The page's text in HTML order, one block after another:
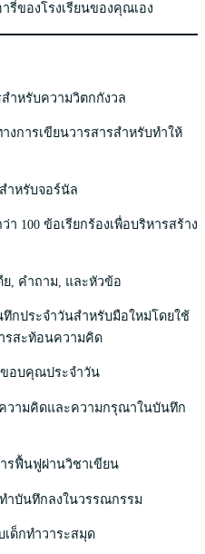
รี่ของโรงเรียนของคุณเอง
ำหรับความวิตกกังวล
งการเขียนวารสารสำหรับทำให้
ำหรับจอร์นัล
100 ข้อเรียกร้องเพื่อบริหารสร้าง
, คำถาม, และหัวข้อ
กประจำวันสำหรับมือใหม่โดยใช้
รสะท้อนความคิด
ขอบคุณประจำวัน
วามคิดและความกรุณาในบันทึก
รฟื้นฟูผ่านวิชาเขียน
ำบันทึกลงในวรรณกรรม
เด็กทำวาระสมุด